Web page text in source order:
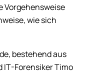
Vorgehensweise
wie sich
bestehend aus
IT-Forensiker Timo